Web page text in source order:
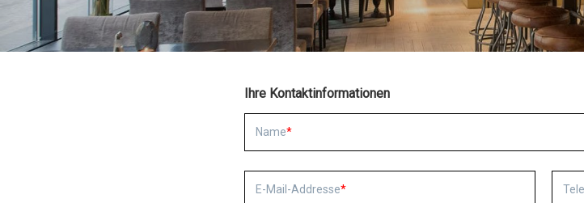
Ihre Kontaktinformationen
Name
E-Mail-Addresse